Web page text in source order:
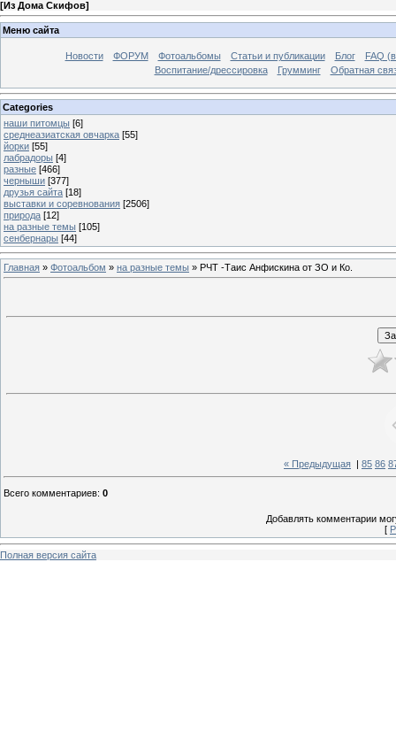
[Из Дома Скифов]
Меню сайта
Новости ФОРУМ Фотоальбомы Статьи и публикации Блог
FAQ
Воспитание/дрессировка
Грумминг Обратная
Categories
наши питомцы [6]
среднеазиатская овчарка [55]
йорки [55]
лабрадоры [4]
разные [466]
черныши [377]
друзья сайта [18]
выставки и соревнования [2506]
природа [12]
на разные темы [105]
сенбернары [44]
Главная » Фотоальбом » на разные темы » РЧТ -Таис Анфискина от ЗО и Ко.
« Предыдущая | 85 86
Всего комментариев: 0
Добавлять комментарии
[
Полная версия сайта